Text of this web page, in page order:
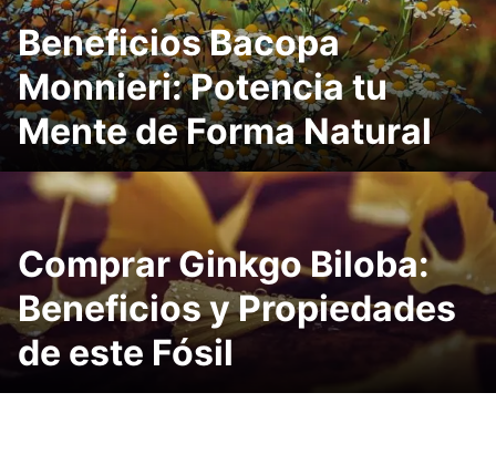
Beneficios Bacopa
Monnieri: Potencia tu
Mente de Forma Natural
Comprar Ginkgo Biloba:
Beneficios y Propiedades
de este Fósil